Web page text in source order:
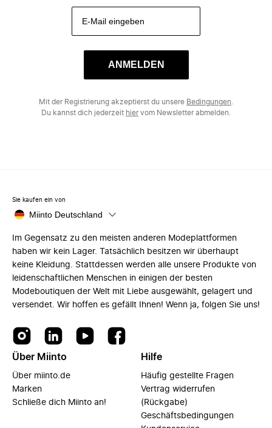
ANMELDEN
Mit der Registrierung akzeptierst du unsere Bedingungen
Du kannst dich jederzeit hiervom Newsletter abmelden.
Sie kaufen ein von
Miinto Deutschland
Im Gegensatz zu den meisten anderen Modeplattformen
haben wir kein Lager. Tatsächlich besitzen wir überhaupt
keine Kleidung. Stattdessen werden alle unsere Produkte von
leidenschaftlichen Menschen in einigen der besten
Modeboutiquen der Welt mit Liebe ausgewählt, gelagert und
versendet. Wir hoffen es gefällt Ihnen! Wenn ja, folgen Sie uns!
Über Miinto
Über miinto.de
Marken
Schließe dich Miinto an!
Hilfe
Häufig gestellte Fragen
Vertrag widerrufen
(Rückgabe)
Geschäftsbedingungen